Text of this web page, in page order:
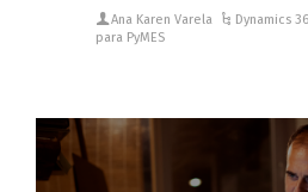
Ana Karen Varela Dynamics
para PyMES